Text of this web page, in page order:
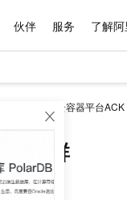
伙伴 服务 了解
分布式云容器平台
集群
域名与网站
提供智能易用的域名
对象存储 OSS
真正可用的 1M 上下文,一次完成代码全链路开发
即刻拥有
轻松解锁专属
购
AI 特惠
智启 AI 普惠权益
至高享 1亿+免费
阿里云 OPC 创新
至高百万元 Token
价格计算器
自助选配和估算价
价格优势
推动算力普惠，释放
数据与 API
数据集
手机三要素
身份实名认证
成为产品伙伴
产品生态集成认证
产品生态伙伴
产品生态伙伴工作台
企业增值服务
企业支持计划
专家技术服务
企业增值服务台
最佳实践
云上春晚
云上奥运之旅
云栖战略参考